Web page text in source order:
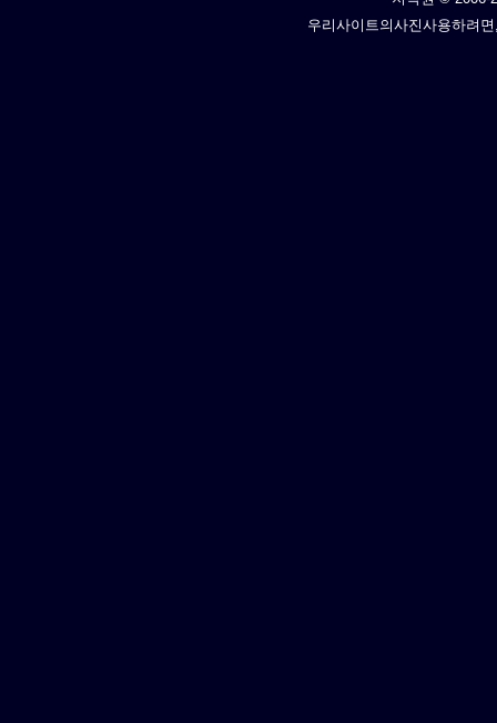
우리사이트의사진사용하려